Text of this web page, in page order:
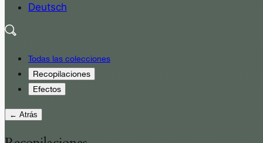
Deutsch
Todas las colecciones
Recopilaciones
Efectos
← Atrás